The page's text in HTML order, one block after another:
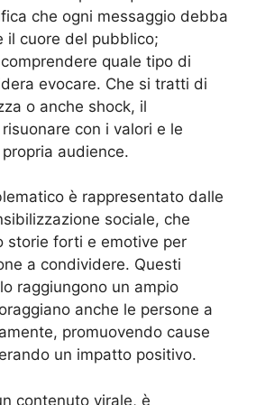
che ogni messaggio debba
il cuore del pubblico;
quale tipo di
evocare. Che si tratti di
o anche shock, il
con i valori e le
audience.
è rappresentato dalle
sociale, che
storie forti e emotive per
a condividere. Questi
raggiungono un ampio
anche le persone a
promuovendo cause
un impatto positivo.
contenuto virale, è